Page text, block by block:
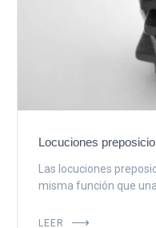
Locuciones
Las locuciones
misma función que
LEER